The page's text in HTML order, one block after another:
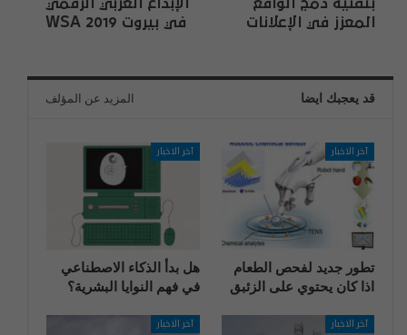
بتقنية دمج الواقع
المعزز في الإعلانات
الإبداع العربي الرقمي
في بيروت WSA 2019
قد يعجبك ايضا المزيد عن المؤلف
آخر الاخبار
تطور جديد لفحص الطعام
اذا كان يحتوي على الزئبق
آخر الاخبار
هل بدأ الذكاء الاصطناعي
في فهم النوايا البشرية؟
آخر الاخبار آخر الاخبار